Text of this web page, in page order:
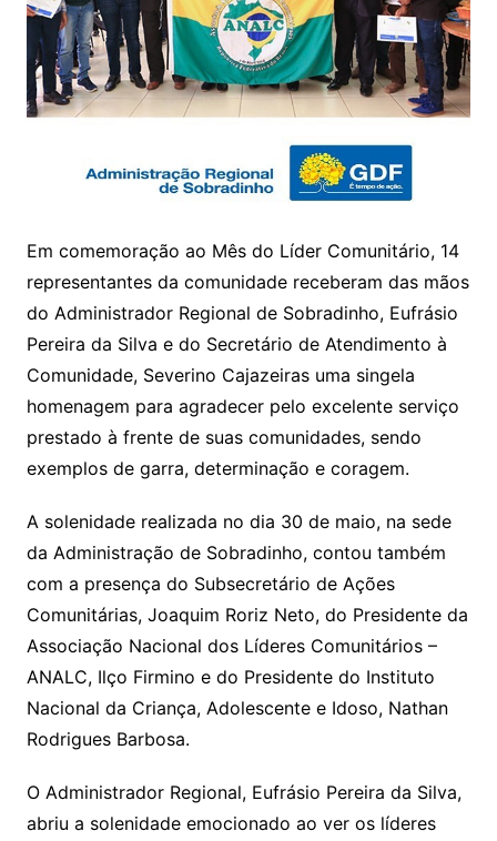
Em comemoração ao Mês do Líder Comunitário, 14
representantes da comunidade receberam das mãos
do Administrador Regional de Sobradinho, Eufrásio
Pereira da Silva e do Secretário de Atendimento à
Comunidade, Severino Cajazeiras uma singela
homenagem para agradecer pelo excelente serviço
prestado à frente de suas comunidades, sendo
exemplos de garra, determinação e coragem.
A solenidade realizada no dia 30 de maio, na sede
da Administração de Sobradinho, contou também
com a presença do Subsecretário de Ações
Comunitárias, Joaquim Roriz Neto, do Presidente da
Associação Nacional dos Líderes Comunitários –
ANALC, Ilço Firmino e do Presidente do Instituto
Nacional da Criança, Adolescente e Idoso, Nathan
Rodrigues Barbosa.
O Administrador Regional, Eufrásio Pereira da Silva,
abriu a solenidade emocionado ao ver os líderes